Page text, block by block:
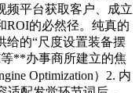
频平台获取客户、成立
ROI的必然径。纯真的
给的“尺度设置装备摆
**办事商所建立的焦
Optimization）2. 内